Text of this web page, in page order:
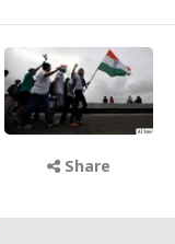
Share